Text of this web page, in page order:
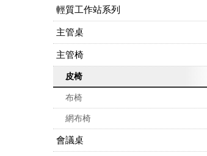
輕質工作站系列
主管桌
主管椅
皮椅
布椅
網布椅
會議桌